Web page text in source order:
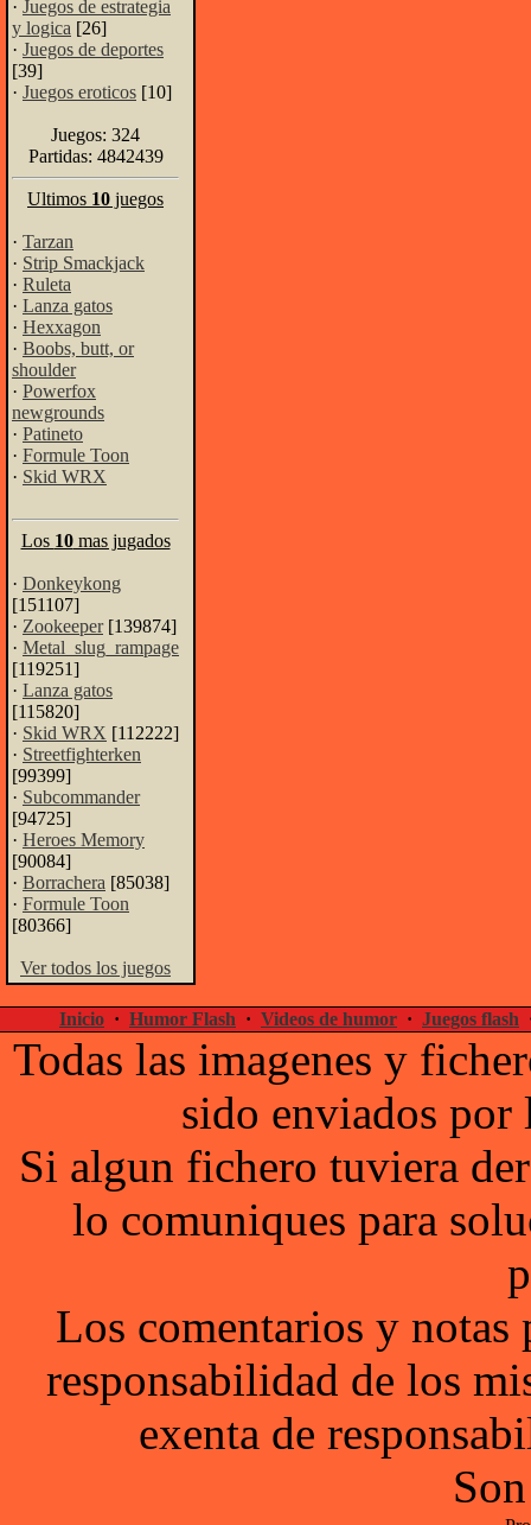
· Juegos de estrategia
y logica [26]
· Juegos de deportes
[39]
· Juegos eroticos [10]
Juegos: 324
Partidas: 4842439
Ultimos 10 juegos
· Tarzan
· Strip Smackjack
· Ruleta
· Lanza gatos
· Hexxagon
· Boobs, butt, or
shoulder
· Powerfox
newgrounds
· Patineto
· Formule Toon
· Skid WRX
Los 10mas jugados
· Donkeykong
[151107]
· Zookeeper[139874]
· Metal_slug_rampage
[119251]
· Lanza gatos
[115820]
· Skid WRX [112222]
· Streetfighterken
[99399]
· Subcommander
[94725]
· Heroes Memory
[90084]
· Borrachera [85038]
· Formule Toon
[80366]
Ver todos los juegos
Inicio · Humor Flash · Videos de humor · Juegos flash
Todas las imagenes y
sido enviados por
Si algun fichero tuviera
lo comuniques para
Los comentarios y notas
responsabilidad de los
exenta de